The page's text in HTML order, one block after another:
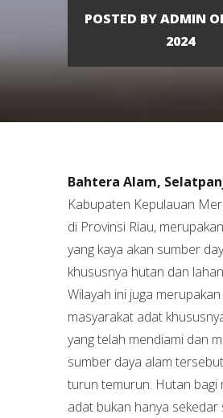
POSTED BY ADMIN
2024
Bahtera Alam,
Kabupaten Kepulauan
di Provinsi Riau,
yang kaya akan sumber
khususnya hutan dan
Wilayah ini juga
masyarakat adat
yang telah mendiami dan
sumber daya alam
turun temurun. Hutan bagi
adat bukan hanya sekedar